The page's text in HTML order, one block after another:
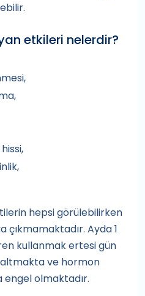
etkileri nelerdir?
hepsi görülebilirken
çıkmamaktadır. Ayda 1
kullanmak ertesi gün
ve hormon
engel olmaktadır.